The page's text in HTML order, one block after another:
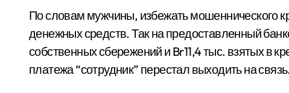
По словам мужчины, избежать мошеннического
денежных средств. Так на предоставленный
собственных сбережений и Br11,4 тыс. взятых в
платежа “сотрудник” перестал выходить на